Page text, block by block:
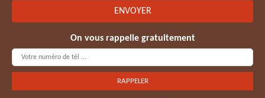
On vous rappelle gratuitement